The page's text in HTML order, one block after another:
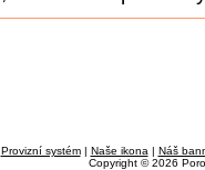
Provizní systém| Naše ikona | Náš
Copyright © 2026